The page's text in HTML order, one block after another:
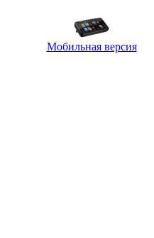
Мобильная версия